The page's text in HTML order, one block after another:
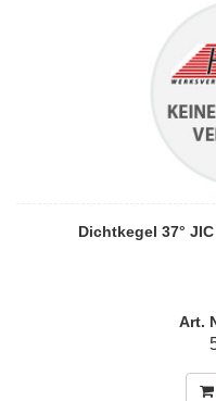
Dichtkegel 37°
Art.